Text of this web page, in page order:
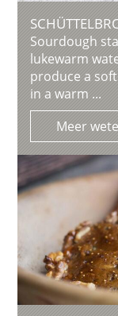
Sourdough
lukewarm
produce a
in a warm ...
Meer